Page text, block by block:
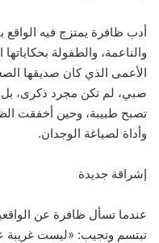
أدب ظافرة يمتزج فيه الواقع
والناعمة، والطفولة
الأعمى الذي كان صديقها
صبي، لم تكن مجرد ذكرى،
تصبح طبيبة، وحين أخفقت
وأداة لصياغة الوجدان.
إشراقة جديدة
عندما تسأل ظافرة عن
تبتسم وتجيب: «ليست غريبة